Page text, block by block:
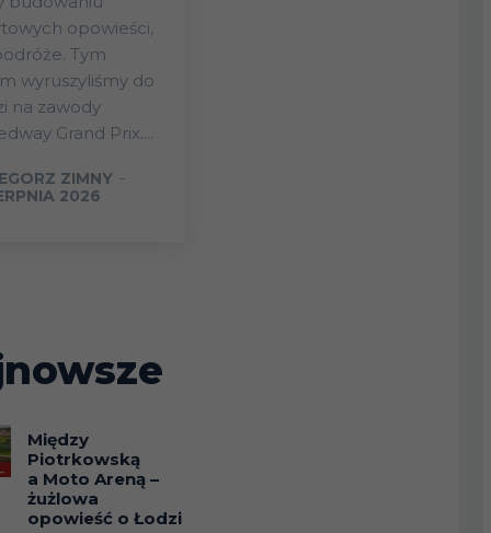
1
opowieści,
Tym
wyruszyliśmy do
na zawody
Grand Prix....
ZIMNY -
2026
Między
Piotrkowską
a Moto Areną –
żużlowa
opowieść o Łodzi